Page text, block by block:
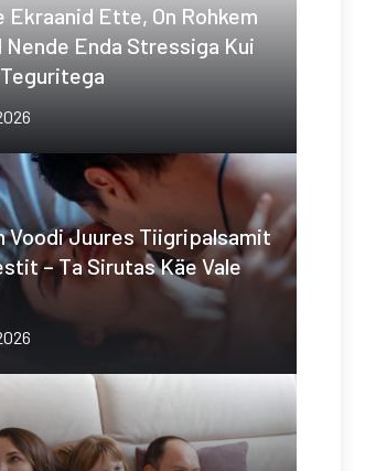
Ekraanid Ette, On Rohkem
Nende Enda Stressiga Kui
Voodi Juures Tiigripalsamit
– Ta Sirutas Käe Vale